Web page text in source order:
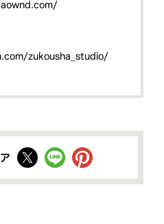
zukousha_studio/